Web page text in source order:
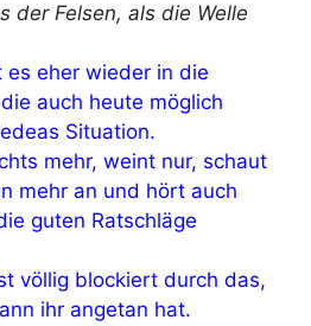
der Felsen, als die Welle
es eher wieder in die
auch heute möglich
Situation.
mehr, weint nur, schaut
mehr an und hört auch
guten Ratschläge
völlig blockiert durch das,
ihr angetan hat.